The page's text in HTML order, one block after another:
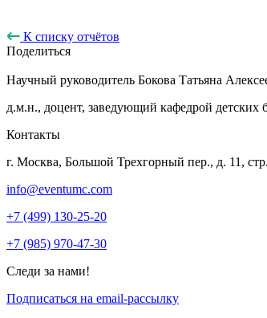
К списку отчётов
Поделиться
Научный руководитель Бокова Татьяна
д.м.н., доцент, заведующий кафедрой
Контакты
г. Москва, Большой Трехгорный пер., д. 11,
info@eventumc.com
+7 (499) 130-25-20
+7 (985) 970-47-30
Следи за нами!
Подписаться на email-рассылку